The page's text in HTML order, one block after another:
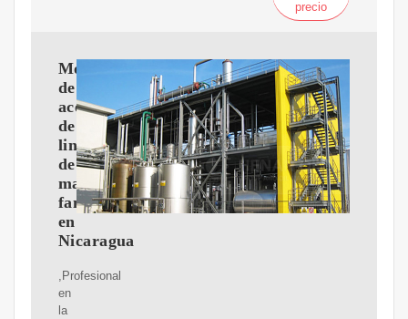
precio
Molino
de
aceite
de
linaza
de
marca
famosa
en
Nicaragua
,Profesional
en
la